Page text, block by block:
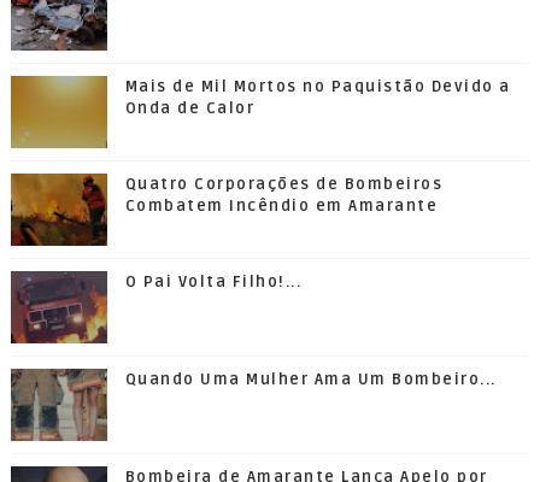
Mais de Mil Mortos no Paquistão Devido a
Onda de Calor
Quatro Corporações de Bombeiros
Combatem Incêndio em Amarante
O Pai Volta Filho!...
Quando Uma Mulher Ama Um Bombeiro...
Bombeira de Amarante Lança Apelo por